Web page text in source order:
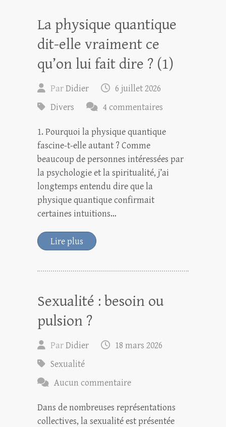
La physique quantique
dit-elle vraiment ce
qu’on lui fait dire ? (1)
ParDidier
6 juillet 2026
Divers
4 commentaires
1. Pourquoi la physique quantique
fascine-t-elle autant ? Comme
beaucoup de personnes intéressées par
la psychologie et la spiritualité, j’ai
longtemps entendu dire que la
physique quantique confirmait
certaines intuitions…
Lire plus
Sexualité : besoin ou
pulsion ?
ParDidier
18 mars 2026
Sexualité
Aucun commentaire
Dans de nombreuses représentations
collectives, la sexualité est présentée